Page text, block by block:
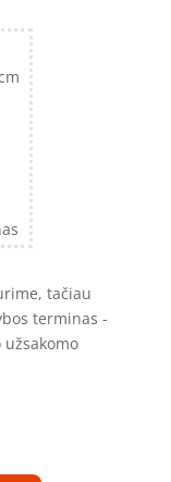
tačiau
terminas -